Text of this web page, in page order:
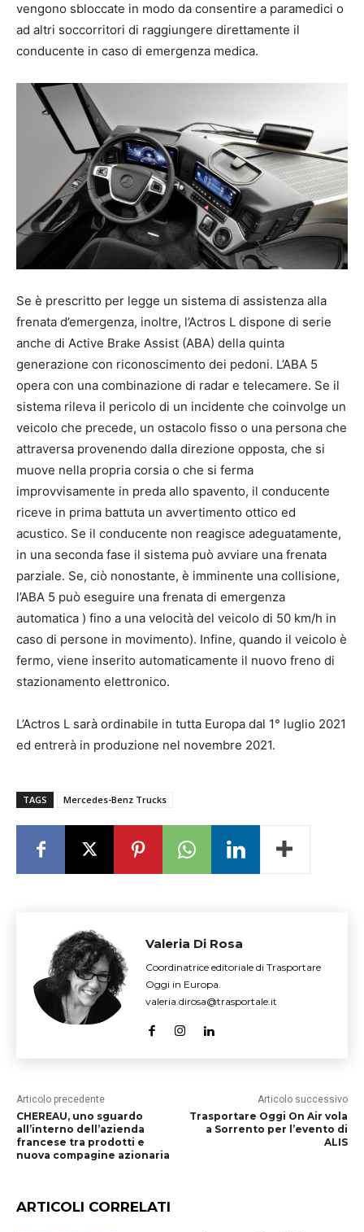
vengono sbloccate in modo da consentire a paramedici o
ad altri soccorritori di raggiungere direttamente il
conducente in caso di emergenza medica.
Se è prescritto per legge un sistema di assistenza alla
frenata d’emergenza, inoltre, l’Actros L dispone di serie
anche di Active Brake Assist (ABA) della quinta
generazione con riconoscimento dei pedoni. L’ABA 5
opera con una combinazione di radar e telecamere. Se il
sistema rileva il pericolo di un incidente che coinvolge un
veicolo che precede, un ostacolo fisso o una persona che
attraversa provenendo dalla direzione opposta, che si
muove nella propria corsia o che si ferma
improvvisamente in preda allo spavento, il conducente
riceve in prima battuta un avvertimento ottico ed
acustico. Se il conducente non reagisce adeguatamente,
in una seconda fase il sistema può avviare una frenata
parziale. Se, ciò nonostante, è imminente una collisione,
l’ABA 5 può eseguire una frenata di emergenza
automatica ) fino a una velocità del veicolo di 50 km/h in
caso di persone in movimento). Infine, quando il veicolo è
fermo, viene inserito automaticamente il nuovo freno di
stazionamento elettronico.
L’Actros L sarà ordinabile in tutta Europa dal 1° luglio 2021
ed entrerà in produzione nel novembre 2021.
TAGS Mercedes-Benz Trucks
Valeria Di Rosa
Coordinatrice editoriale di Trasportare
Oggi in Europa.
valeria.dirosa@trasportale.it
Articolo precedente
CHEREAU, uno sguardo
all’interno dell’azienda
francese tra prodotti e
nuova compagine azionaria
Articolo successivo
Trasportare Oggi On Air vola
a Sorrento per l’evento di
ALIS
ARTICOLI CORRELATI